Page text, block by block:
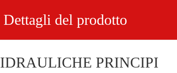
Dettagli del prodotto
PRINCIPI